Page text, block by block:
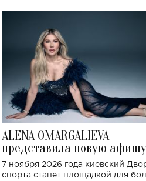
ALENA OMARGALIEVA
представила новую афишу
большого концерта во
спорта
7 ноября 2026 года киевский
спорта станет площадкой для